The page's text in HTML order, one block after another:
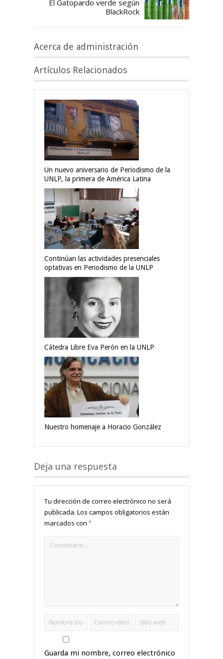
El Gatopardo verde según
BlackRock
Acerca de administración
Artículos Relacionados
Un nuevo aniversario de Periodismo de la
UNLP, la primera de América Latina
Continúan las actividades presenciales
optativas en Periodismo de la UNLP
Cátedra Libre Eva Perón en la UNLP
Nuestro homenaje a Horacio González
Deja una respuesta
Tu dirección de correo electrónico no será
publicada. Los campos obligatorios están
marcados con *
Guarda mi nombre, correo electrónico